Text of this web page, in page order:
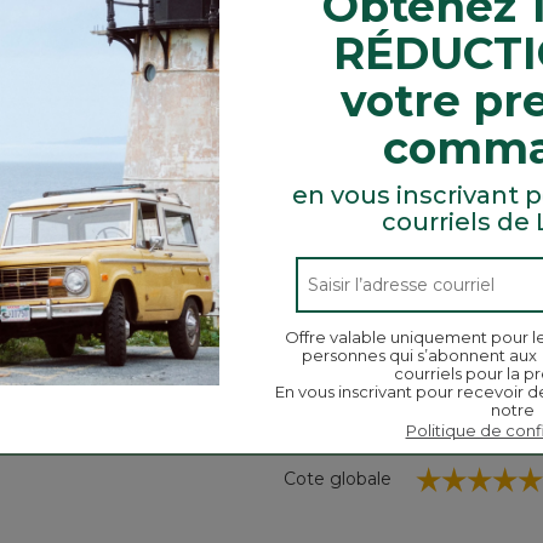
de mouvement et une allure profilée.
Chercher
des
rubriques
et
des
commentaires
ϙChercher
pour filtrer les commentaires avec 5 étoiles.
Notes moyennes des clients
Cote globale ☆☆☆☆☆
☆☆☆☆☆
votre
en vous inscrivant
courriels de
Offre valable uniquement pour
personnes qui s’abonnent aux
courriels pour la
En vous inscrivant pour recevoir
notre
Politique de